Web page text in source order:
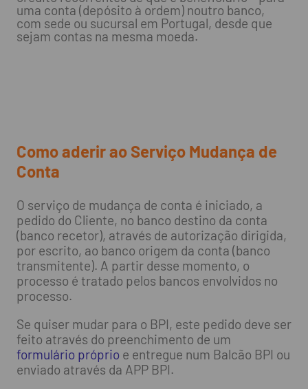
uma conta (depósito à ordem) noutro banco,
com sede ou sucursal em Portugal, desde que
sejam contas na mesma moeda.
Como aderir ao Serviço Mudança de
Conta
O serviço de mudança de conta é iniciado, a
pedido do Cliente, no banco destino da conta
(banco recetor), através de autorização dirigida,
por escrito, ao banco origem da conta (banco
transmitente). A partir desse momento, o
processo é tratado pelos bancos envolvidos no
processo.
Se quiser mudar para o BPI, este pedido deve ser
feito através do preenchimento de um
formulário próprio e entregue num Balcão BPI ou
enviado através da APP BPI.